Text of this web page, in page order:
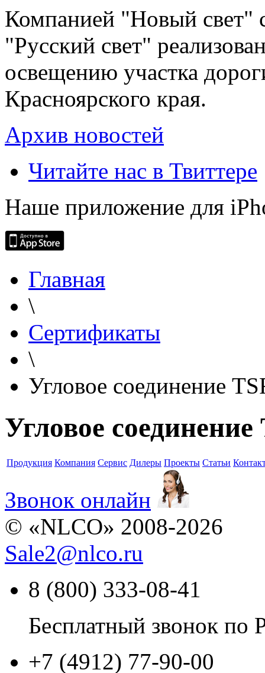
Компанией "Новый свет"
"Русский свет"
освещению участка
Красноярского края.
Архив новостей
Читайте нас в Твиттере
Наше приложение для
Главная
\
Сертификаты
\
Угловое соединение
Угловое
Продукция Компания Сервис Дилеры Проекты Статьи
Звонок онлайн
© «NLCO» 2008-2026
Sale2@nlco.ru
8 (800) 333-08-41
Бесплатный звонок по
+7 (4912) 77-90-00